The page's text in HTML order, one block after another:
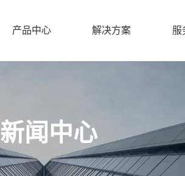
产品中心 解决方案 服
新闻中心